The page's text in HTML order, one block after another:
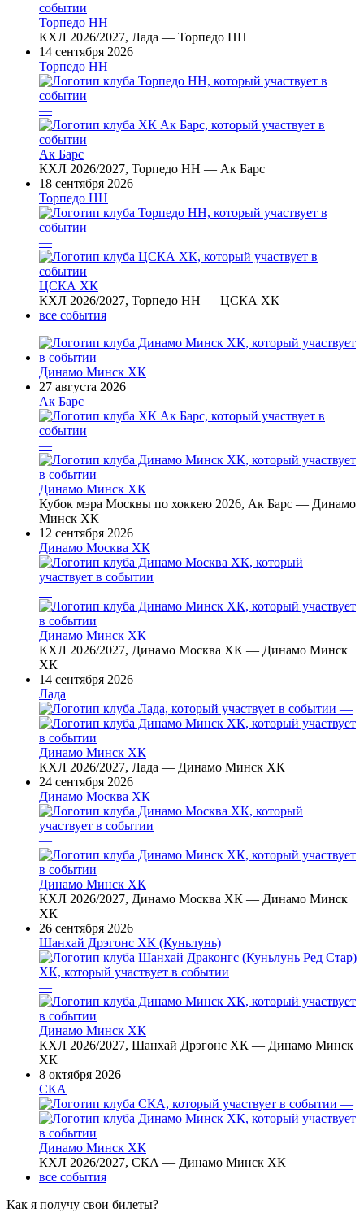
Торпедо НН
КХЛ 2026/2027, Лада — Торпедо НН
14 сентября 2026
Торпедо НН
—
Ак Барс
КХЛ 2026/2027, Торпедо НН — Ак Барс
18 сентября 2026
Торпедо НН
—
ЦСКА ХК
КХЛ 2026/2027, Торпедо НН — ЦСКА ХК
все события
Динамо Минск ХК
27 августа 2026
Ак Барс
—
Динамо Минск ХК
Кубок мэра Москвы по хоккею 2026, Ак Барс — Динамо
Минск ХК
12 сентября 2026
Динамо Москва ХК
—
Динамо Минск ХК
КХЛ 2026/2027, Динамо Москва ХК — Динамо Минск
ХК
14 сентября 2026
Лада
—
Динамо Минск ХК
КХЛ 2026/2027, Лада — Динамо Минск ХК
24 сентября 2026
Динамо Москва ХК
—
Динамо Минск ХК
КХЛ 2026/2027, Динамо Москва ХК — Динамо Минск
ХК
26 сентября 2026
Шанхай Дрэгонс ХК (Куньлунь)
—
Динамо Минск ХК
КХЛ 2026/2027, Шанхай Дрэгонс ХК — Динамо Минск
ХК
8 октября 2026
СКА
—
Динамо Минск ХК
КХЛ 2026/2027, СКА — Динамо Минск ХК
все события
Как я получу свои билеты?